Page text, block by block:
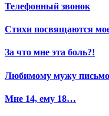
Телефонный звонок
Стихи посвящаются
За что мне эта боль?!
Любимому мужу
Мне 14, ему 18…